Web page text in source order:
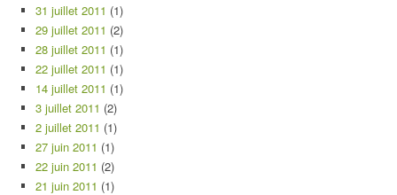
31 juillet 2011 (1)
29 juillet 2011 (2)
28 juillet 2011 (1)
22 juillet 2011 (1)
14 juillet 2011 (1)
3 juillet 2011 (2)
2 juillet 2011 (1)
27 juin 2011 (1)
22 juin 2011 (2)
21 juin 2011 (1)